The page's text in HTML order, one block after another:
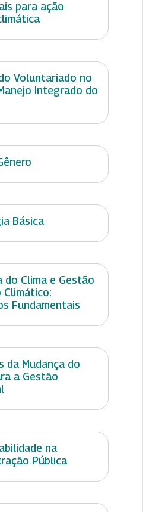
para ação
Voluntariado no
Integrado do
Básica
do Clima e Gestão
Climático:
Fundamentais
da Mudança do
a Gestão
na
Pública